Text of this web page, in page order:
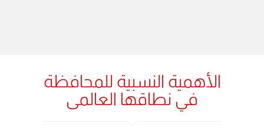
الأهمية النسبية للمحافظة
في نطاقها العالمى